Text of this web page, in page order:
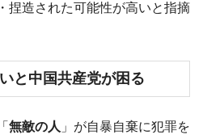
捏造された可能性が高いと指摘
と中国共産党が困る
無敵の人 」が自暴自棄に犯罪を